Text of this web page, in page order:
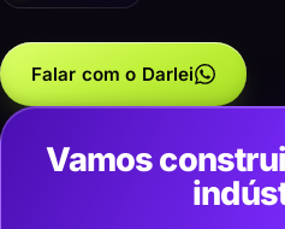
Falar com o Darlei
Vamos